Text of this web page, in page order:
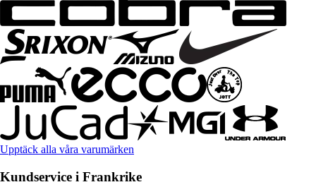
Upptäck alla våra varumärken
Kundservice i Frankrike